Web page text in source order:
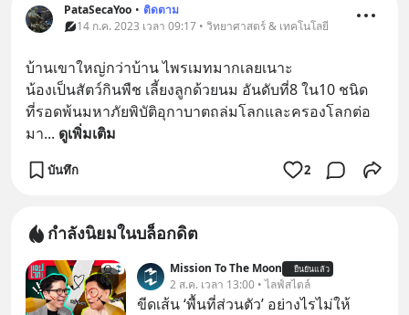
PataSecaYoo • ติดตาม
14 ก.ค. 2023 เวลา 09:17 • วิทยาศาสตร์ & เทคโนโลยี
บ้านเขาใหญ่กว่าบ้าน ไพรเมทมากเลยเนาะ
น้องเป็นสัตว์กินพืช เลี้ยงลูกด้วยนม อันดับที่8 ใน10 ชนิด
ที่รอดพ้นมหาภัยพิบัติอุกาบาตถล่มโลกและครองโลกต่อ
มา... ดูเพิ่มเติม
บันทึก 2
กำลังนิยมในบล็อกดิต
Mission To The Moon ยืนยันแล้ว
2 ส.ค. เวลา 13:00 • ไลฟ์สไตล์
ขีดเส้น ‘พื้นที่ส่วนตัว’ อย่างไรไม่ให้